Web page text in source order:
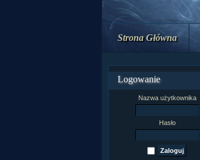
Strona Główna
Logowanie
Nazwa użytkownika
Hasło